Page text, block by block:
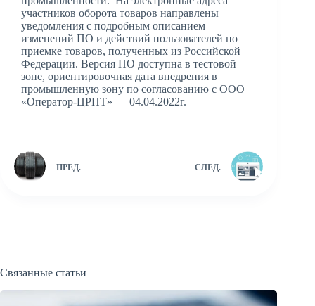
участников оборота товаров направлены
уведомления с подробным описанием
изменений ПО и действий пользователей по
приемке товаров, полученных из Российской
Федерации. Версия ПО доступна в тестовой
зоне, ориентировочная дата внедрения в
промышленную зону по согласованию с ООО
«Оператор-ЦРПТ» — 04.04.2022г.
ПРЕД. СЛЕД.
Связанные статьи